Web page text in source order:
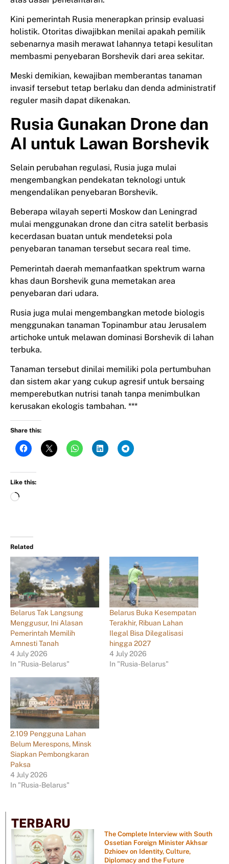
Kini pemerintah Rusia menerapkan prinsip evaluasi
holistik. Otoritas diwajibkan menilai apakah pemilik
sebenarnya masih merawat lahannya tetapi kesulitan
membasmi penyebaran Borshevik dari area sekitar.
Meski demikian, kewajiban memberantas tanaman
invasif tersebut tetap berlaku dan denda administratif
reguler masih dapat dikenakan.
Rusia Gunakan Drone dan
AI untuk Lawan Borshevik
Selain perubahan regulasi, Rusia juga mulai
mengembangkan pendekatan teknologi untuk
mengendalikan penyebaran Borshevik.
Beberapa wilayah seperti Moskow dan Leningrad
mulai menggunakan drone dan citra satelit berbasis
kecerdasan buatan untuk mendeteksi pola
penyebaran tanaman tersebut secara real time.
Pemerintah daerah memanfaatkan spektrum warna
khas daun Borshevik guna memetakan area
penyebaran dari udara.
Rusia juga mulai mengembangkan metode biologis
menggunakan tanaman Topinambur atau Jerusalem
artichoke untuk melawan dominasi Borshevik di lahan
terbuka.
Tanaman tersebut dinilai memiliki pola pertumbuhan
dan sistem akar yang cukup agresif untuk bersaing
memperebutkan nutrisi tanah tanpa menimbulkan
kerusakan ekologis tambahan. ***
Share this:
Like this:
Related
Belarus Tak Langsung
Menggusur, Ini Alasan
Pemerintah Memilih
Amnesti Tanah
4 July 2026
In "Rusia-Belarus"
Belarus Buka Kesempatan
Terakhir, Ribuan Lahan
Ilegal Bisa Dilegalisasi
hingga 2027
4 July 2026
In "Rusia-Belarus"
2.109 Pengguna Lahan
Belum Merespons, Minsk
Siapkan Pembongkaran
Paksa
4 July 2026
In "Rusia-Belarus"
TERBARU
The Complete Interview with South
Ossetian Foreign Minister Akhsar
Dzhioev on Identity, Culture,
Diplomacy and the Future